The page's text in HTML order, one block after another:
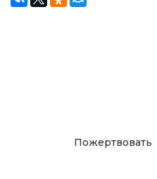
Пожертвовать